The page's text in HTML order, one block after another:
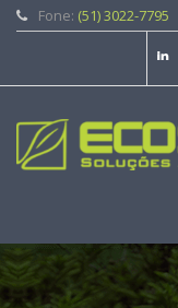
Fone: (51) 3022-7795